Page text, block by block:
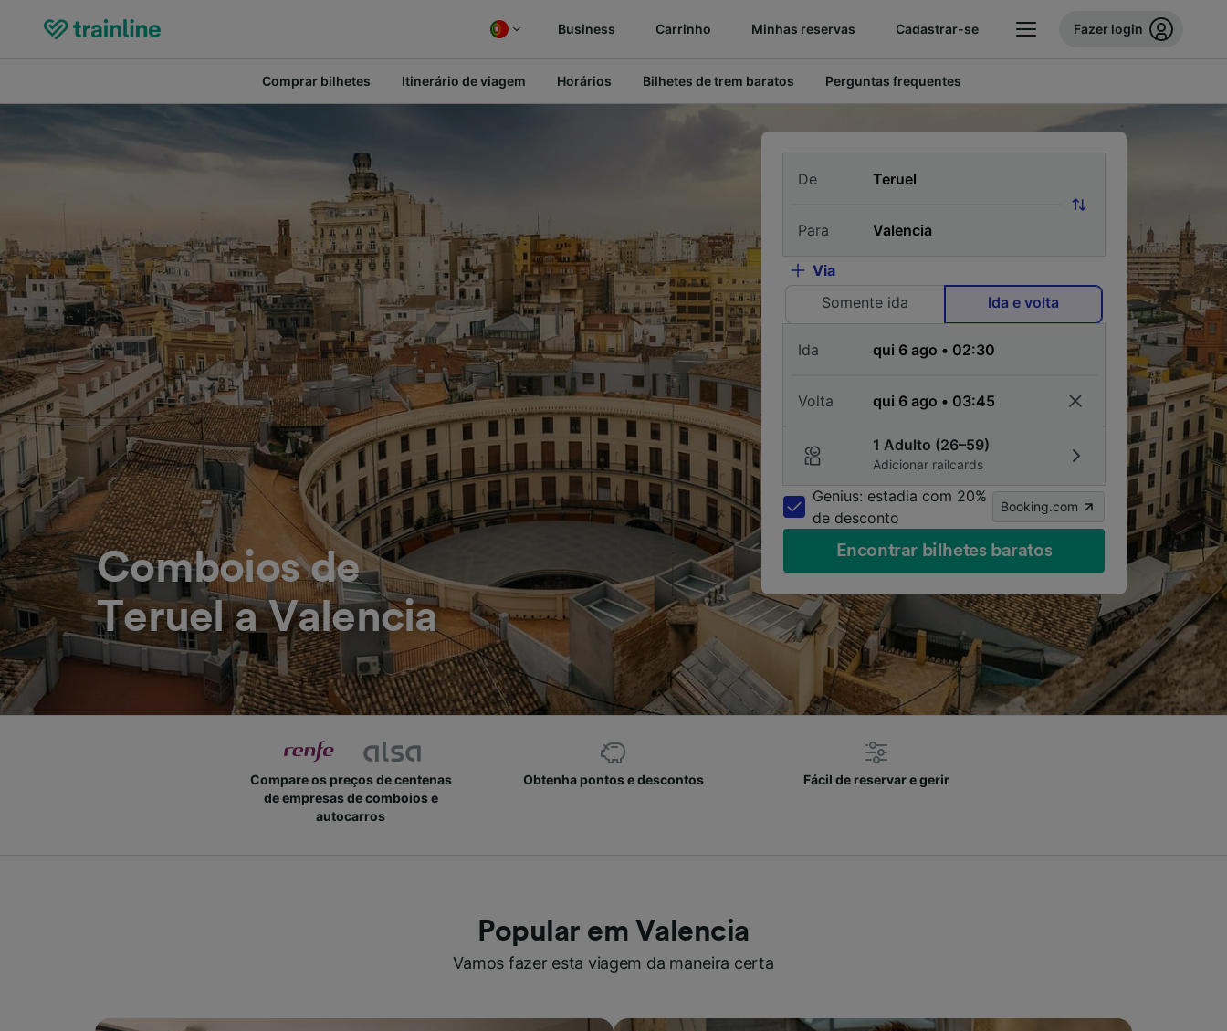
Business Carrinho Minhas reservas Cadastrar-se Fazer login
Comprar bilhetes Itinerário de viagem Horários Bilhetes de trem baratos Perguntas frequentes
Comboios de
Teruel a Valencia
De
Para
Via
Somente ida
Ida e volta
Ida
Volta
1 Adulto (26–59)
Adicionar railcards
Genius: estadia com 20%
de desconto
Booking.com
Encontrar bilhetes baratos
Compare os preços de centenas
de empresas de comboios e
autocarros
Obtenha pontos e descontos Fácil de reservar e gerir
Popular em Valencia
Vamos fazer esta viagem da maneira certa